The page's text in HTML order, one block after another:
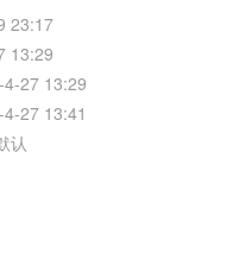
23:17
13:29
27 13:29
27 13:41
认